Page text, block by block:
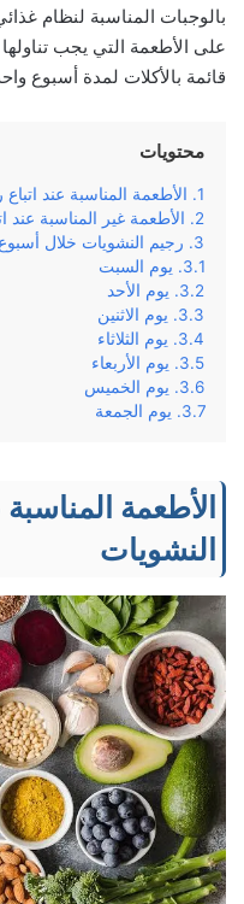
بالوجبات المناسبة لنظام
على الأطعمة التي يجب
قائمة بالأكلات لمدة أسبوع
محتويات
الأطعمة المناسبة عند
الأطعمة غير المناسبة عند
رجيم النشويات خلال أسبوع
يوم السبت
يوم الأحد
يوم الاثنين
يوم الثلاثاء
يوم الأربعاء
يوم الخميس
يوم الجمعة
الأطعمة
النشويات